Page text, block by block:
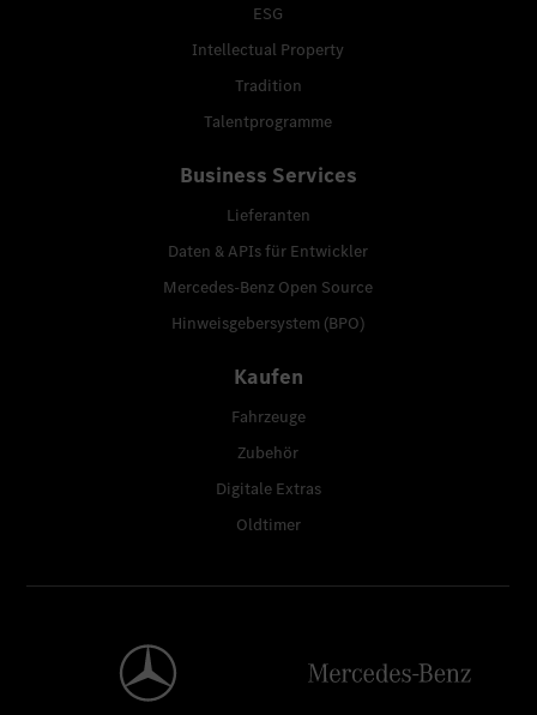
ESG
Intellectual Property
Tradition
Talentprogramme
Business Services
Lieferanten
Daten & APIs für Entwickler
Mercedes-Benz Open Source
Hinweisgebersystem (BPO)
Kaufen
Fahrzeuge
Zubehör
Digitale Extras
Oldtimer